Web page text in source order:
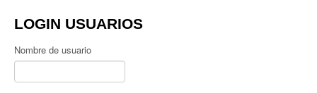
LOGIN USUARIOS
Nombre de usuario